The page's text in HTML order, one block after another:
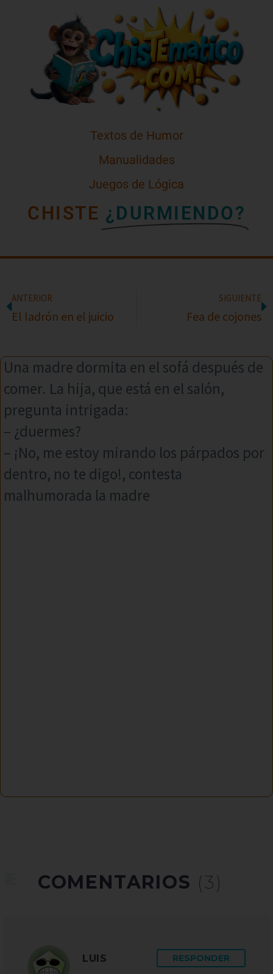
Textos de Humor
Manualidades
Juegos de Lógica
CHISTE ¿DURMIENDO?
ANTERIOR
El ladrón en el juicio
SIGUIENTE
Fea de cojones
Una madre dormita en el sofá después de
comer. La hija, que está en el salón,
pregunta intrigada:
– ¿duermes?
– ¡No, me estoy mirando los párpados por
dentro, no te digo!, contesta
malhumorada la madre
COMENTARIOS (3)
LUIS RESPONDER